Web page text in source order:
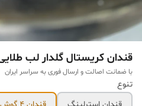
قندان کریستال گلدار لب
با ضمانت اصالت و ارسال فوری به سراسر ایران
تنوع